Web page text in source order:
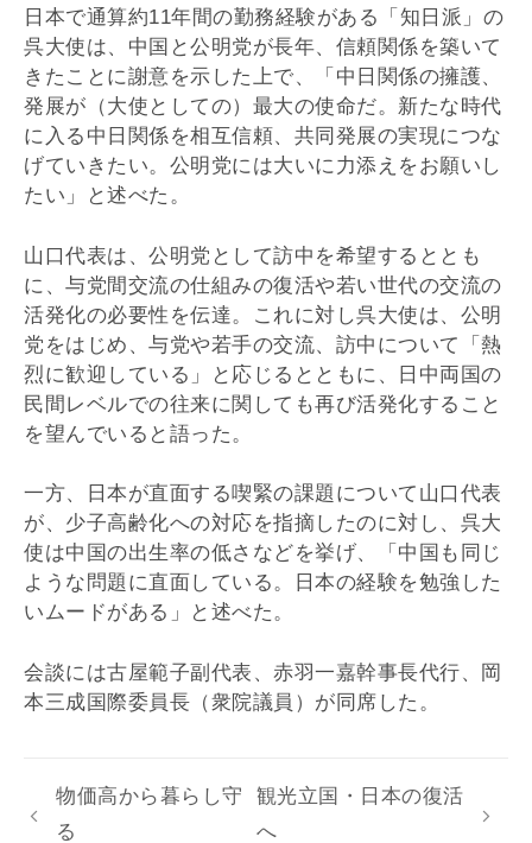
日本で通算約11年間の勤務経験がある「知日派」の
呉大使は、中国と公明党が長年、信頼関係を築いて
きたことに謝意を示した上で、「中日関係の擁護、
発展が（大使としての）最大の使命だ。新たな時代
に入る中日関係を相互信頼、共同発展の実現につな
げていきたい。公明党には大いに力添えをお願いし
たい」と述べた。
山口代表は、公明党として訪中を希望するととも
に、与党間交流の仕組みの復活や若い世代の交流の
活発化の必要性を伝達。これに対し呉大使は、公明
党をはじめ、与党や若手の交流、訪中について「熱
烈に歓迎している」と応じるとともに、日中両国の
民間レベルでの往来に関しても再び活発化すること
を望んでいると語った。
一方、日本が直面する喫緊の課題について山口代表
が、少子高齢化への対応を指摘したのに対し、呉大
使は中国の出生率の低さなどを挙げ、「中国も同じ
ような問題に直面している。日本の経験を勉強した
いムードがある」と述べた。
会談には古屋範子副代表、赤羽一嘉幹事長代行、岡
本三成国際委員長（衆院議員）が同席した。
物価高から暮らし守
る
観光立国・日本の復活
へ